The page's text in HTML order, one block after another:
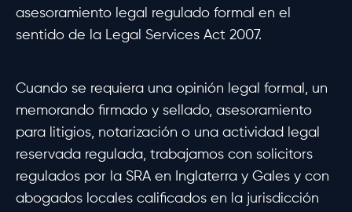
asesoramiento legal regulado formal en el
sentido de la Legal Services Act 2007.
Cuando se requiera una opinión legal formal, un
memorando firmado y sellado, asesoramiento
para litigios, notarización o una actividad legal
reservada regulada, trabajamos con solicitors
regulados por la SRA en Inglaterra y Gales y con
abogados locales calificados en la jurisdicción